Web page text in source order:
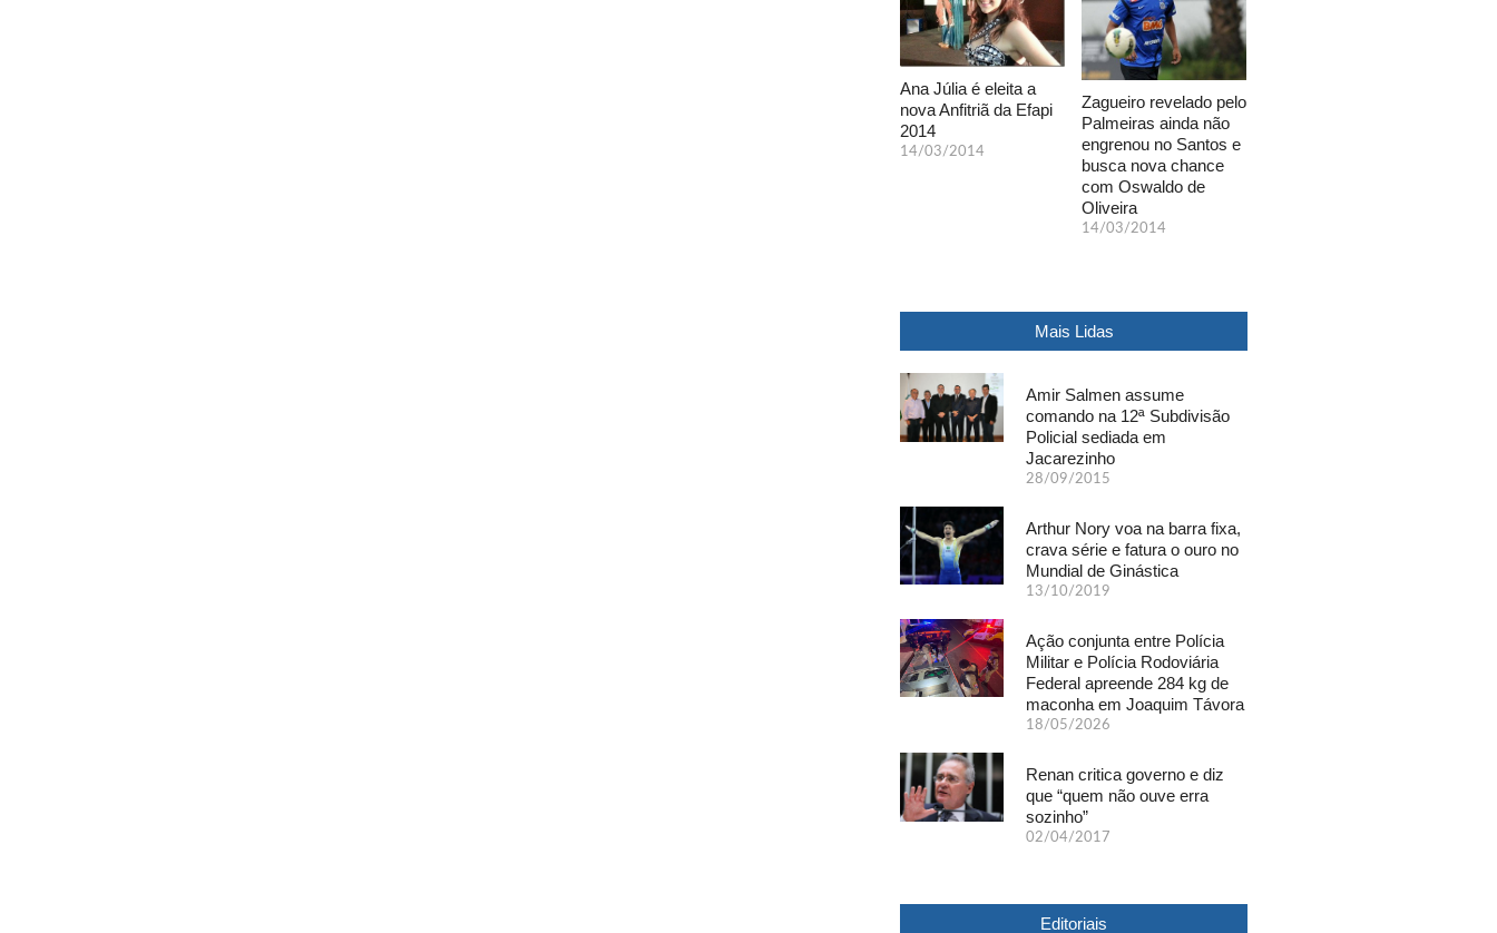
Ana Júlia é eleita a
nova Anfitriã da Efapi
2014
14/03/2014
Zagueiro revelado pelo
Palmeiras ainda não
engrenou no Santos e
busca nova chance
com Oswaldo de
Oliveira
14/03/2014
Mais Lidas
Amir Salmen assume
comando na 12ª Subdivisão
Policial sediada em
Jacarezinho
28/09/2015
Arthur Nory voa na barra fixa,
crava série e fatura o ouro no
Mundial de Ginástica
13/10/2019
Ação conjunta entre Polícia
Militar e Polícia Rodoviária
Federal apreende 284 kg de
maconha em Joaquim Távora
18/05/2026
Renan critica governo e diz
que “quem não ouve erra
sozinho”
02/04/2017
Editoriais